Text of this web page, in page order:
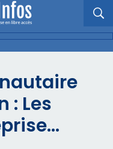
: Les